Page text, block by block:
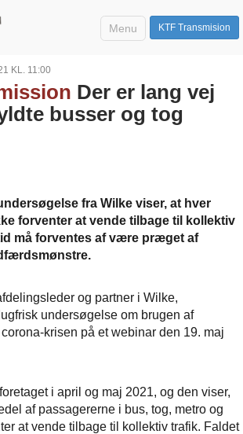
KTF Transmision
Menu
KL. 11:00
Der er lang vej
busser og tog
fra Wilke viser, at hver
forventer at vende tilbage til kollektiv
må forventes af være præget af
og partner i Wilke,
undersøgelse om brugen af
krisen på et webinar den 19. maj
i april og maj 2021, og den viser,
af passagererne i bus, tog, metro og
at vende tilbage til kollektiv trafik. Faldet